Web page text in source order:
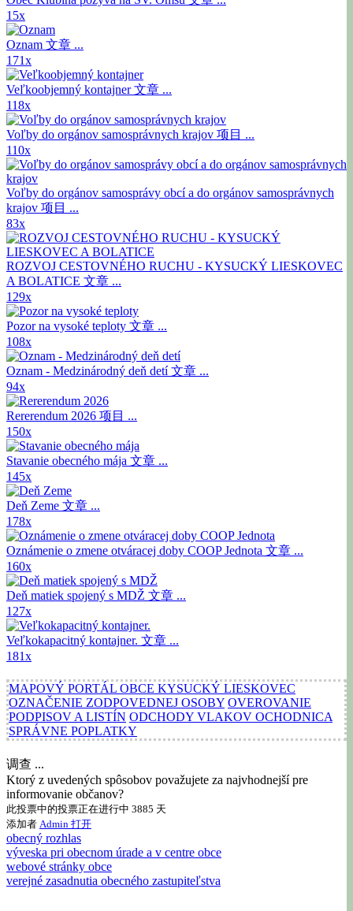
15x
Oznam 文章 ...
171x
Veľkoobjemný kontajner文章 ...
118x
Voľby do orgánov samosprávnych krajov 项目 ...
110x
Voľby do orgánov samosprávy obcí a do orgánov samosprávnych
krajov 项目 ...
83x
ROZVOJ CESTOVNÉHO RUCHU - KYSUCKÝ LIESKOVEC
A BOLATICE 文章 ...
129x
Pozor na vysoké teploty 文章 ...
108x
Oznam - Medzinárodný deň detí文章 ...
94x
Rererendum 2026 项目 ...
150x
Stavanie obecného mája 文章 ...
145x
Deň Zeme 文章 ...
178x
Oznámenie o zmene otváracej doby COOP Jednota 文章 ...
160x
Deň matiek spojený s MDŽ 文章 ...
127x
Veľkokapacitný kontajner. 文章 ...
181x
MAPOVÝ PORTÁL OBCE KYSUCKÝ LIESKOVEC
OZNAČENIE ZODPOVEDNEJ OSOBY OVEROVANIE
PODPISOV A LISTÍN ODCHODY VLAKOV OCHODNICA
SPRÁVNE POPLATKY
调查 ...
Ktorý z uvedených spôsobov považujete za najvhodnejší pre
informovanie občanov?
此投票中的投票正在进行中 3885 天
添加者 Admin 打开
obecný rozhlas
výveska pri obecnom úrade a v centre obce
webové stránky obce
verejné zasadnutia obecného zastupiteľstva